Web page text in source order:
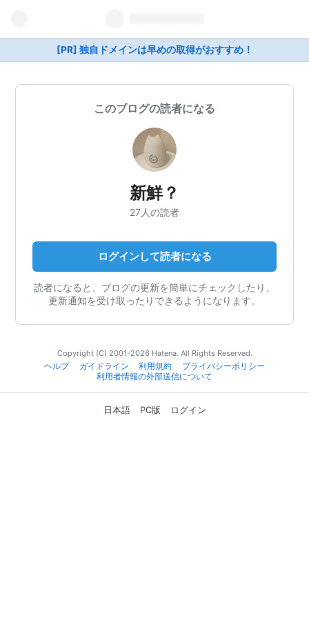
[PR] 独自ドメインは早めの取得がおすすめ！
このブログの読者になる
新鮮？
27人の読者
ログインして読者になる
読者になると、ブログの更新を簡単にチェックしたり、
更新通知を受け取ったりできるようになります。
Copyright (C) 2001-2026 Hatena. All Rights Reserved.
ヘルプ
ガイドライン 利用規約
プライバシーポリシー
利用者情報の外部送信について
日本語 PC版 ログイン